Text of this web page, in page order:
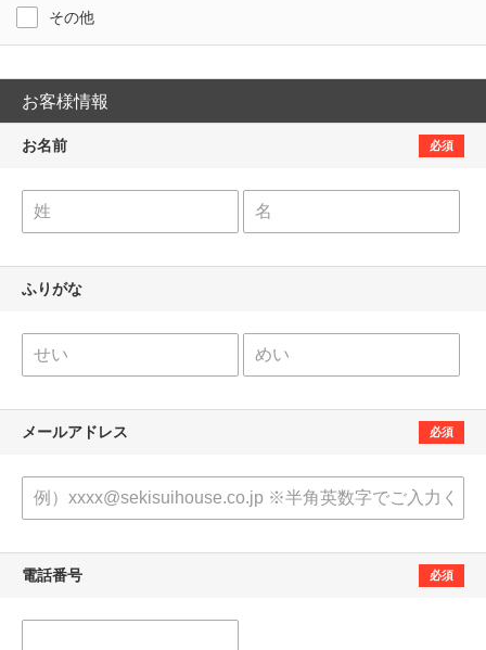
その他
お客様情報
お名前 必須
ふりがな
メールアドレス 必須
電話番号 必須